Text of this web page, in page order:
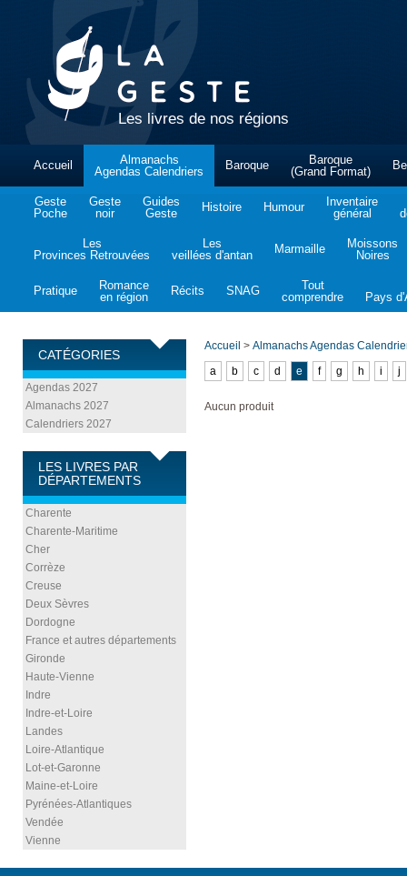
Les livres de nos régions
Accueil
Almanachs
Agendas Calendriers
Baroque
Baroque
(Grand Format)
Geste
Poche
Geste
noir
Guides
Geste
Histoire Humour
Inventaire
général
Les
Provinces Retrouvées
Les
veillées d'antan
Marmaille
Moissons
Noires
Pratique
Romance
en région
Récits SNAG
Tout
comprendre
Pays
CATÉGORIES
Agendas 2027
Almanachs 2027
Calendriers 2027
LES LIVRES PAR
DÉPARTEMENTS
Charente
Charente-Maritime
Cher
Corrèze
Creuse
Deux Sèvres
Dordogne
France et autres départements
Gironde
Haute-Vienne
Indre
Indre-et-Loire
Landes
Loire-Atlantique
Lot-et-Garonne
Maine-et-Loire
Pyrénées-Atlantiques
Vendée
Vienne
Accueil > Almanachs Agendas
a
b c d e f g h i j
Aucun produit